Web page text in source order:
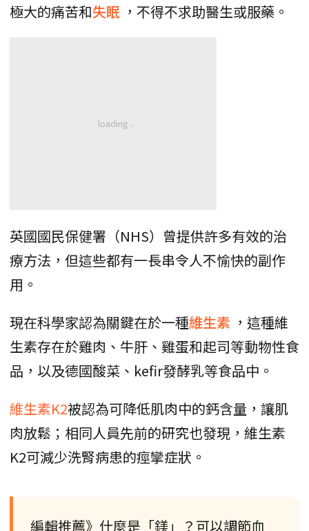
極大的痛苦和失眠 ，不得不求助醫生或服藥。
英國國民保健署（NHS）曾提供許多有效的治
療方法，但這些都有一長串令人不愉快的副作
用。
現在科學家認為關鍵在於一種維生素 ，這種維
生素存在於雞肉、牛肝、雞蛋和起司等動物性食
品，以及德國酸菜、kefir發酵乳等食品中。
維生素K2被認為可降低肌肉中的鈣含量，讓肌
肉放鬆；相同人員先前的研究也發現，維生素
K2可減少洗腎病患的痙攣症狀。
編輯推薦》什麼是「鎂」？可以調節血